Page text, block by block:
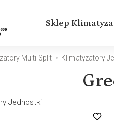
Sklep
Multi Split Klimatyzatory
Jednostki